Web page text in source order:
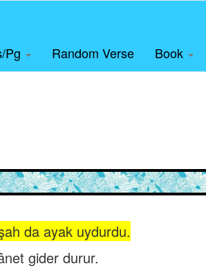
Pg Random Verse Book
da ayak uydurdu.
gider durur.